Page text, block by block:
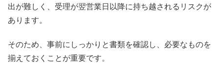
出が難しく、受理が翌営業日以降に持ち越されるリスクが
あります。
そのため、事前にしっかりと書類を確認し、必要なものを
揃えておくことが重要です。